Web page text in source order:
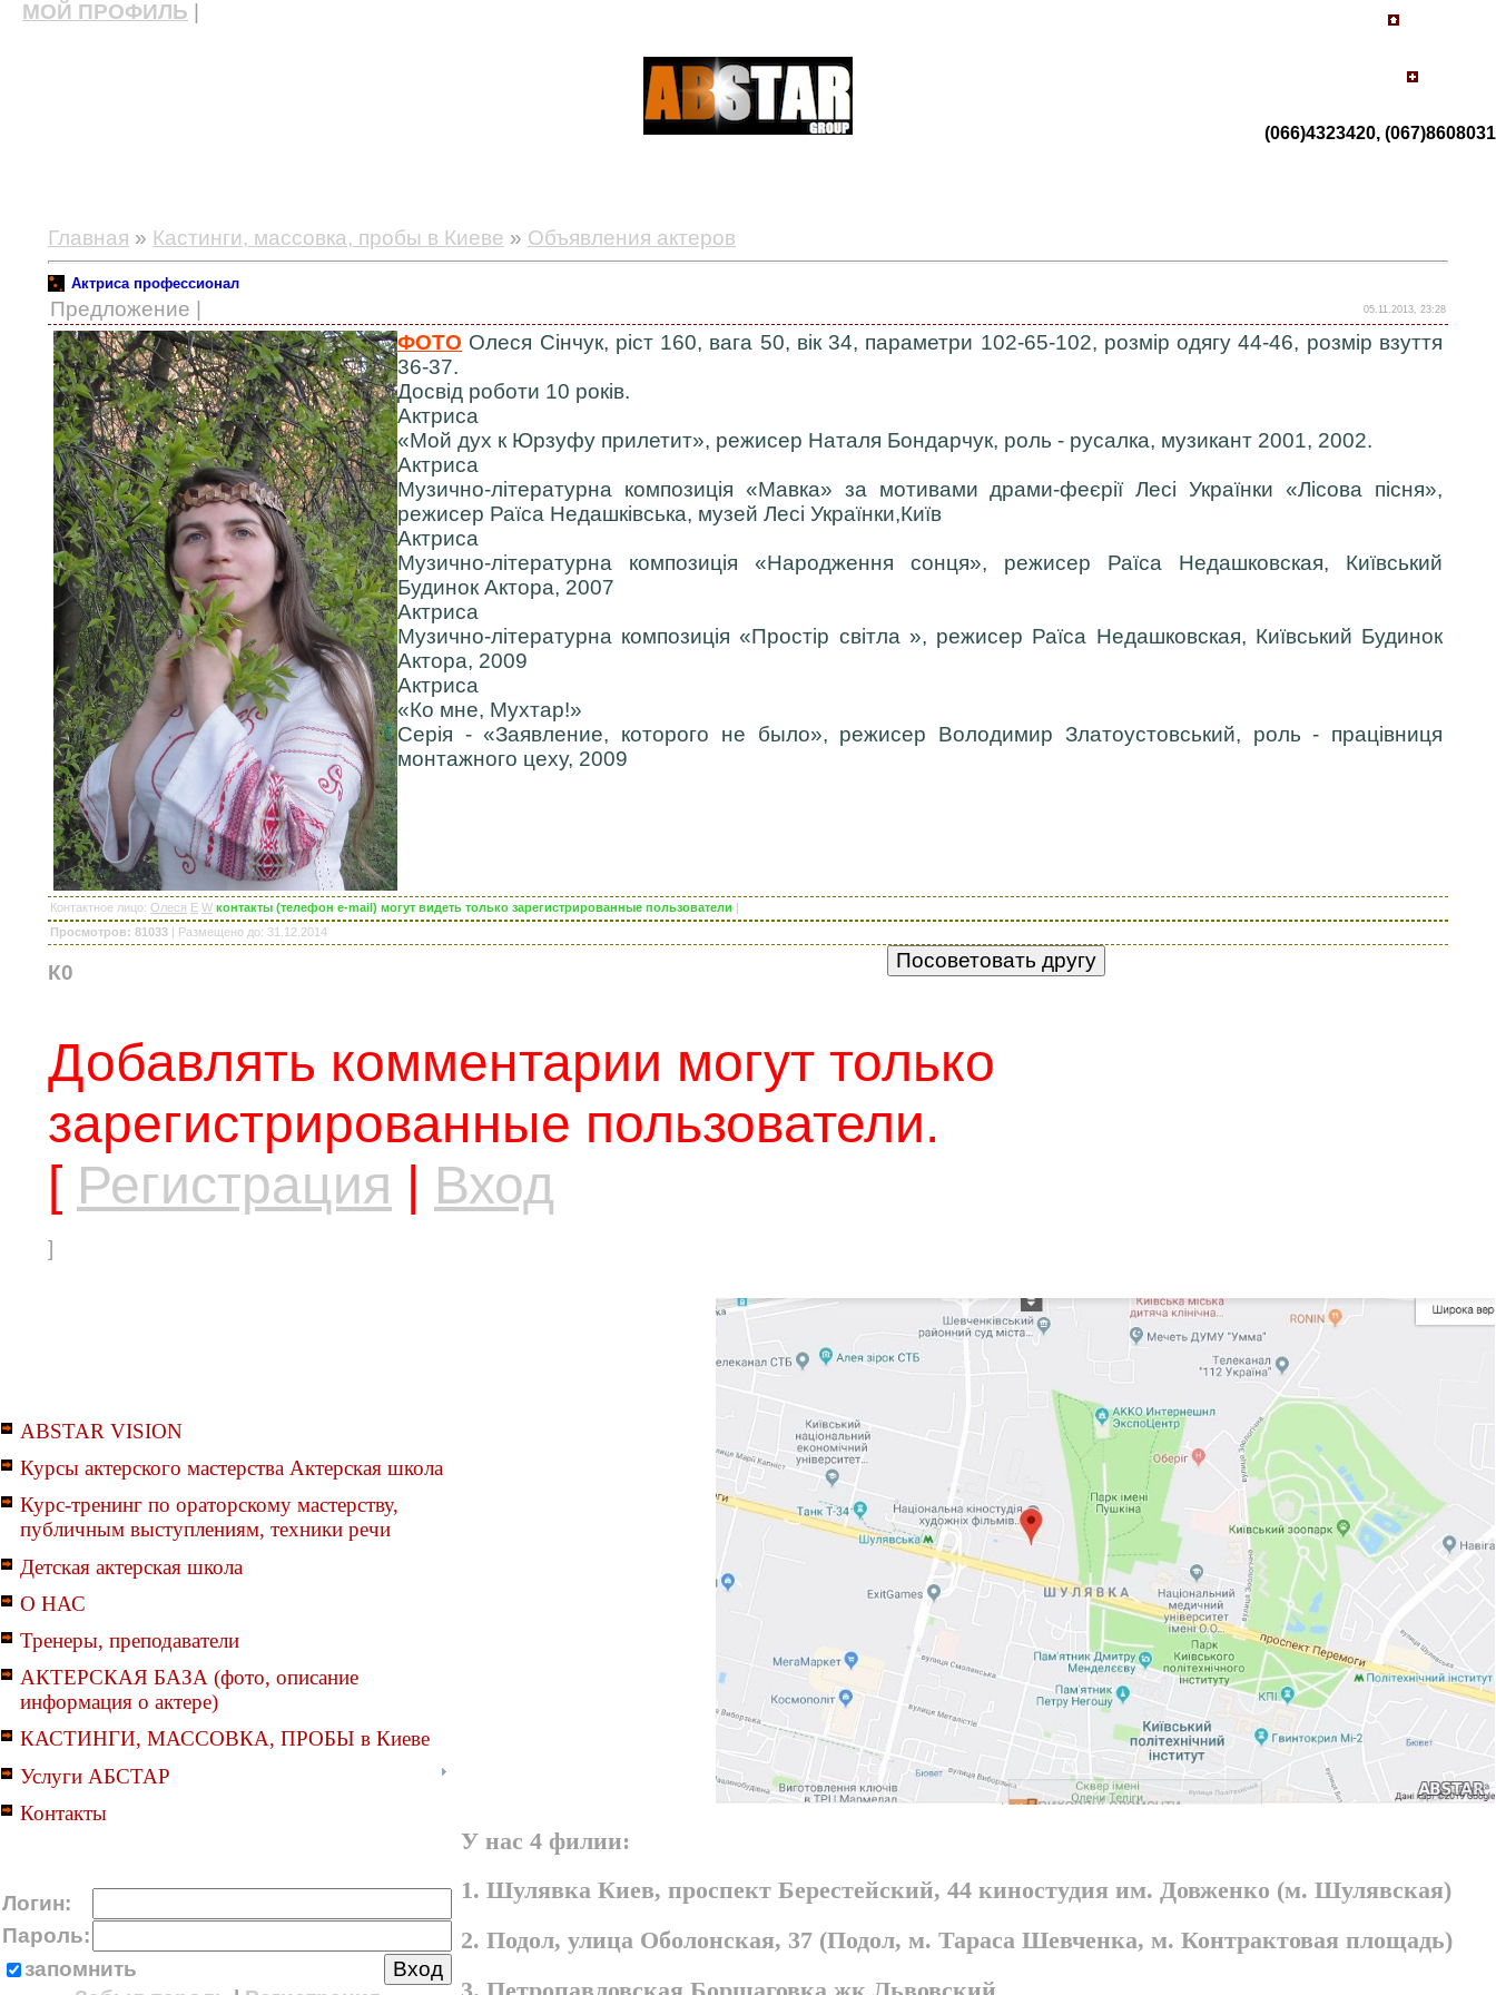
МОЙ ПРОФИЛЬ
(066)4323420, (067)8608031
Главная » Кастинги, массовка, пробы в Киеве » Объявления актеров
Актриса профессионал
Предложение | 05.11.2013, 23:28
ФОТО Олеся Сінчук, ріст 160, вага 50, вік 34, параметри 102-65-102, розмір одягу 44-46, розмір взуття
36-37.
Досвід роботи 10 років.
Актриса
«Мой дух к Юрзуфу прилетит», режисер Наталя Бондарчук, роль - русалка, музикант 2001, 2002.
Актриса
Музично-літературна композиція «Мавка» за мотивами драми-феєрії Лесі Українки «Лісова пісня»,
режисер Раїса Недашківська, музей Лесі Українки,Київ
Актриса
Музично-літературна композиція «Народження сонця», режисер Раїса Недашковская, Київський
Будинок Актора, 2007
Актриса
Музично-літературна композиція «Простір світла », режисер Раїса Недашковская, Київський Будинок
Актора, 2009
Актриса
«Ко мне, Мухтар!»
Серія - «Заявление, которого не было», режисер Володимир Златоустовський, роль - працівниця
монтажного цеху, 2009
Контактное лицо: Олеся E W контакты (телефон e-mail) могут видеть только зарегистрированные пользователи |
Просмотров: 81033 | Размещено до: 31.12.2014
К0
Добавлять комментарии могут только
зарегистрированные пользователи.
[ Регистрация Вход
]
ABSTAR VISION
Курсы актерского мастерства Актерская школа
Курс-тренинг по ораторскому мастерству,
публичным выступлениям, техники речи
Детская актерская школа
О НАС
Тренеры, преподаватели
АКТЕРСКАЯ БАЗА (фото, описание
информация о актере)
КАСТИНГИ, МАССОВКА, ПРОБЫ в Киеве
Услуги АБСТАР
Контакты
Логин:
Пароль:
запомнить
У нас 4 филии:
1. Шулявка Киев, проспект Берестейский, 44 киностудия им. Довженко (м. Шулявская)
2. Подол, улица Оболонская, 37 (Подол, м. Тараса Шевченка, м. Контрактовая площадь)